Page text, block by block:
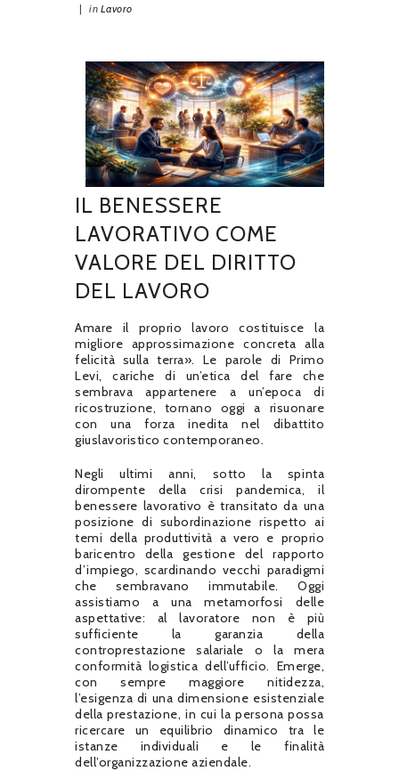
| in Lavoro
IL BENESSERE
LAVORATIVO COME
VALORE DEL DIRITTO
DEL LAVORO
Amare il proprio lavoro costituisce la
migliore approssimazione concreta alla
felicità sulla terra». Le parole di Primo
Levi, cariche di un’etica del fare che
sembrava appartenere a un’epoca di
ricostruzione, tornano oggi a risuonare
con una forza inedita nel dibattito
giuslavoristico contemporaneo.
Negli ultimi anni, sotto la spinta
dirompente della crisi pandemica, il
benessere lavorativo è transitato da una
posizione di subordinazione rispetto ai
temi della produttività a vero e proprio
baricentro della gestione del rapporto
d’impiego, scardinando vecchi paradigmi
che sembravano immutabile. Oggi
assistiamo a una metamorfosi delle
aspettative: al lavoratore non è più
sufficiente la garanzia della
controprestazione salariale o la mera
conformità logistica dell’ufficio. Emerge,
con sempre maggiore nitidezza,
l’esigenza di una dimensione esistenziale
della prestazione, in cui la persona possa
ricercare un equilibrio dinamico tra le
istanze individuali e le finalità
dell’organizzazione aziendale.